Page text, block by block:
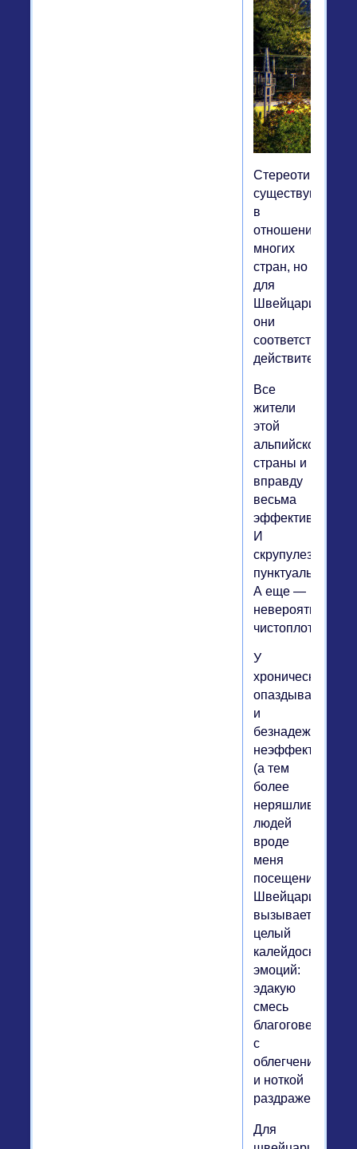
Стереотипы
существуют
в
отношении
многих
стран, но
для
Швейцарии
они
соответствуют
Все
жители
этой
альпийской
страны и
вправду
весьма
эффективны.
И
скрупулезно
пунктуальны.
А еще —
невероятно
чистоплотны.
У
хронически
опаздывающих
и
безнадежно
неэффективных
(а тем
более
неряшливых)
людей
вроде
меня
посещение
Швейцарии
вызывает
целый
калейдоскоп
эмоций:
эдакую
смесь
благоговения
с
облегчением
и ноткой
раздражения.
Для